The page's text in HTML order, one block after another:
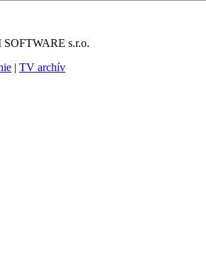
s.r.o.
| TV archív